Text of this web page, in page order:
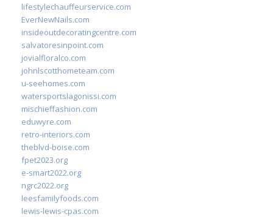
lifestylechauffeurservice.com
EverNewNails.com
insideoutdecoratingcentre.com
salvatoresinpoint.com
jovialfloralco.com
johnlscotthometeam.com
u-seehomes.com
watersportslagonissi.com
mischieffashion.com
eduwyre.com
retro-interiors.com
theblvd-boise.com
fpet2023.org
e-smart2022.org
ngrc2022.org
leesfamilyfoods.com
lewis-lewis-cpas.com